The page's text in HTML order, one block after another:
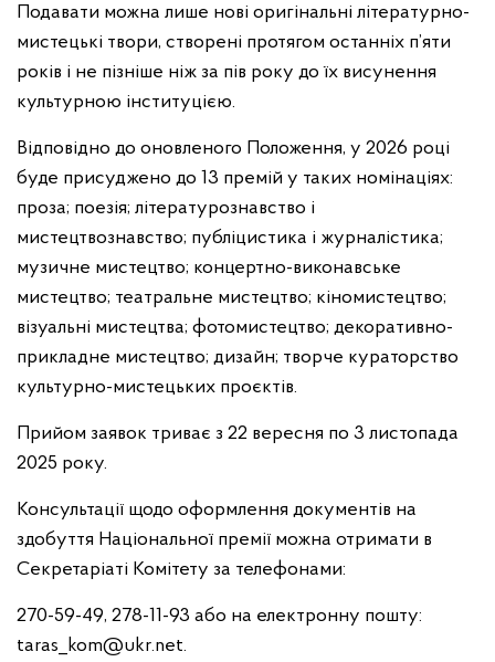
Подавати можна лише нові оригінальні літературно-
мистецькі твори, створені протягом останніх п’яти
років і не пізніше ніж за пів року до їх висунення
культурною інституцією.
Відповідно до оновленого Положення, у 2026 році
буде присуджено до 13 премій у таких номінаціях:
проза; поезія; літературознавство і
мистецтвознавство; публіцистика і журналістика;
музичне мистецтво; концертно-виконавське
мистецтво; театральне мистецтво; кіномистецтво;
візуальні мистецтва; фотомистецтво; декоративно-
прикладне мистецтво; дизайн; творче кураторство
культурно-мистецьких проєктів.
Прийом заявок триває з 22 вересня по 3 листопада
2025 року.
Консультації щодо оформлення документів на
здобуття Національної премії можна отримати в
Секретаріаті Комітету за телефонами:
270-59-49, 278-11-93 або на електронну пошту:
taras_kom@ukr.net.